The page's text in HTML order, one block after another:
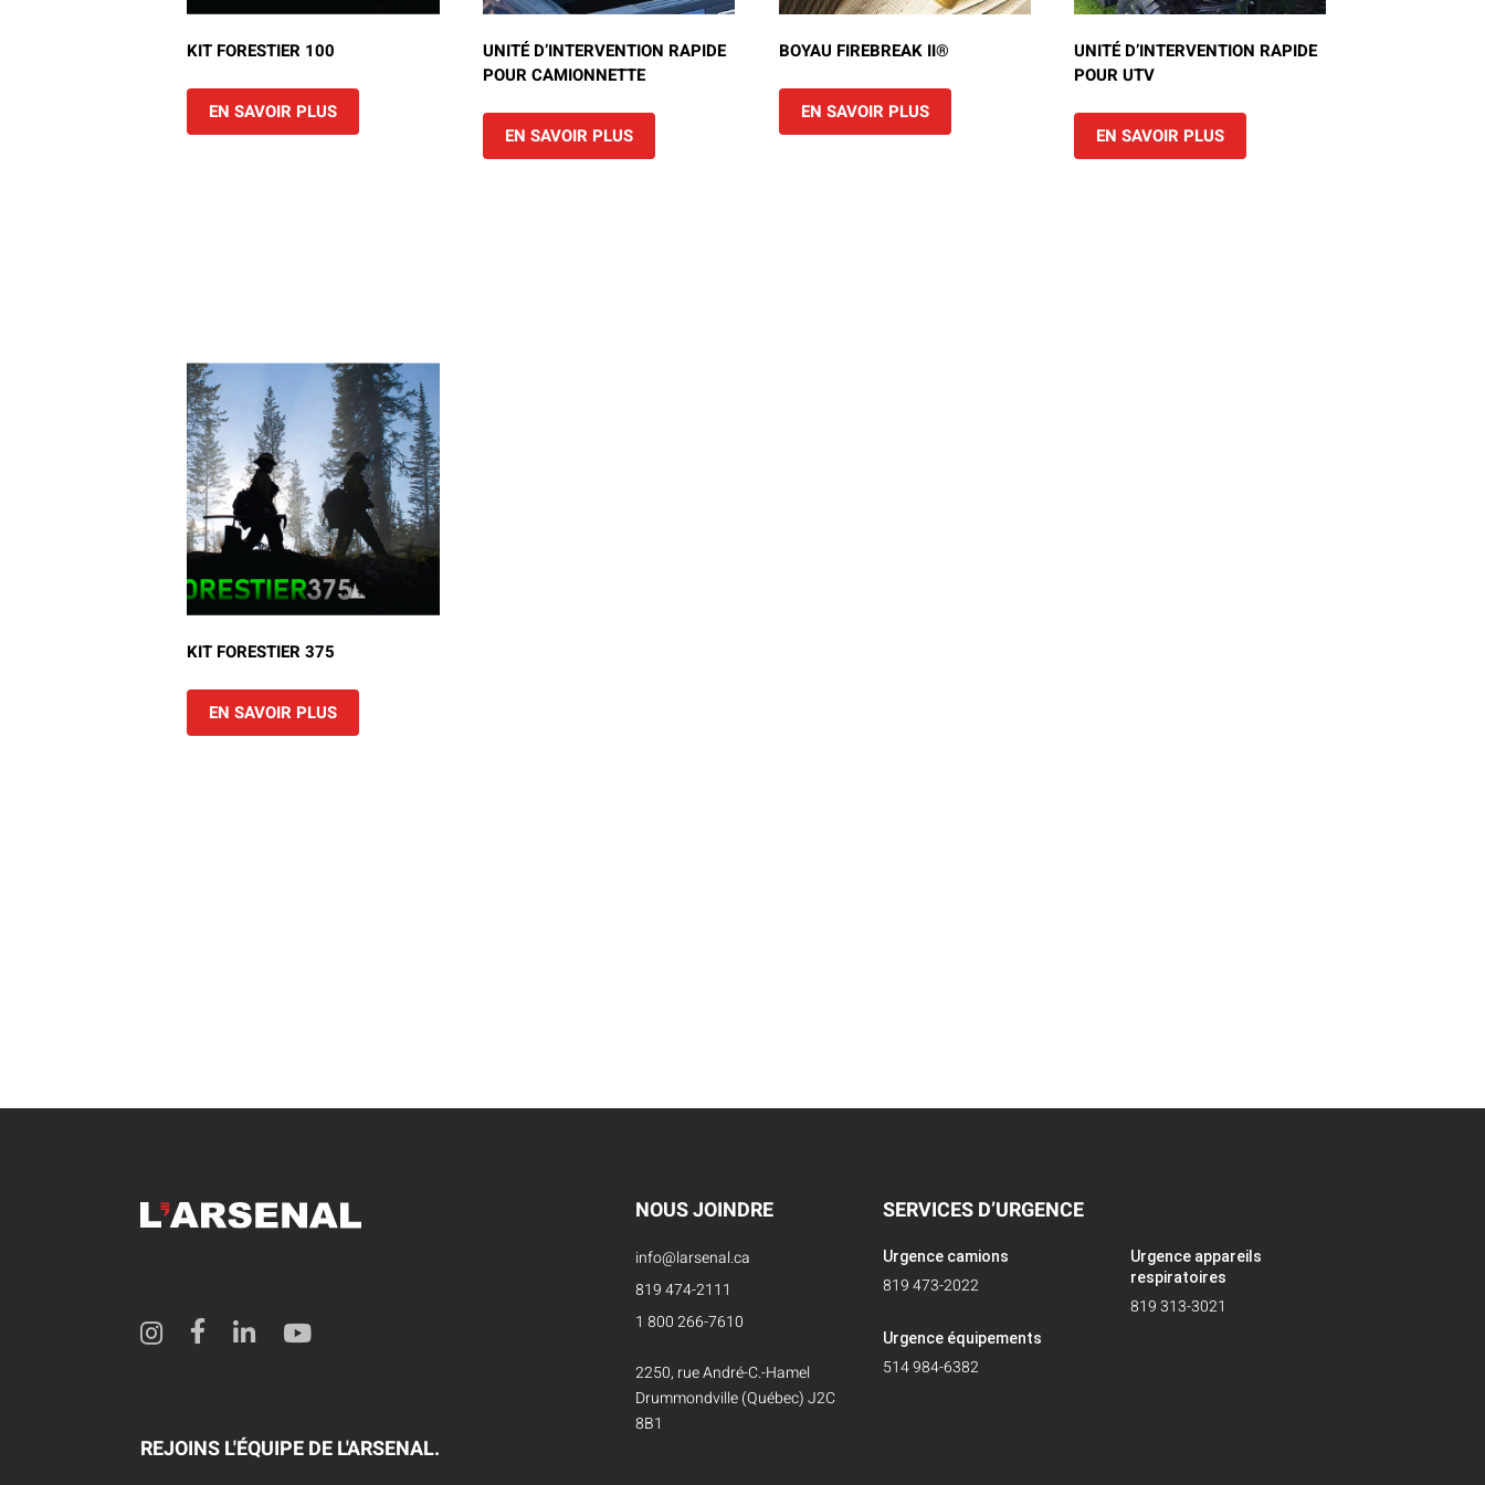
KIT FORESTIER 100
EN SAVOIR PLUS
UNITÉ D’INTERVENTION RAPIDE
POUR CAMIONNETTE
EN SAVOIR PLUS
BOYAU FIREBREAK II®
EN SAVOIR PLUS
UNITÉ D’INTERVENTION RAPIDE
POUR UTV
EN SAVOIR PLUS
KIT FORESTIER 375
EN SAVOIR PLUS
REJOINS L'ÉQUIPE DE L'ARSENAL.
NOUS JOINDRE
info@larsenal.ca
819 474-2111
1 800 266-7610
2250, rue André-C.-Hamel
Drummondville (Québec) J2C
8B1
SERVICES D’URGENCE
Urgence camions
819 473-2022
Urgence équipements
514 984-6382
Urgence appareils
respiratoires
819 313-3021